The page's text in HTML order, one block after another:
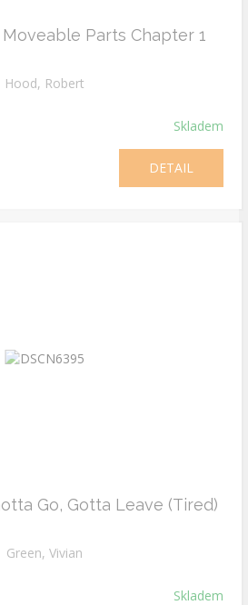
Parts Chapter 1
Hood, Robert
Skladem
DETAIL
Go, Gotta Leave (Tired)
Green, Vivian
Skladem